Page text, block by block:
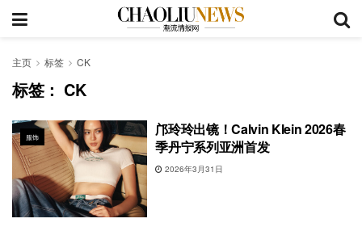
主页 标签 CK
标签： CK
服饰
邝玲玲出镜！Calvin Klein 2026春
季丹宁系列亚洲首发
2026年3月31日